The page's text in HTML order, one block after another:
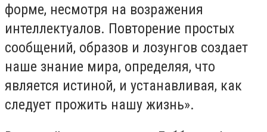
форме, несмотря на возражения
интеллектуалов. Повторение простых
сообщений, образов и лозунгов создает
наше знание мира, определяя, что
является истиной, и устанавливая, как
следует прожить нашу жизнь».